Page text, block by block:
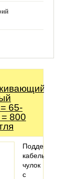
65-
800
кабельный
чулок
с